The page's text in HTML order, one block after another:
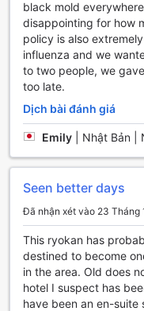
một cách tiện lợi ngay
phòng hàng ngày
sẽ và gọn gàng cho
Với những tiện nghi
Kashobou Fukumatsu
muốn có một kỳ nghỉ
Bản.
Tiện ích vận chuyển
Fukumatsu
Khách sạn Kinugawa
tại Nikko, Nhật Bản,
đáp ứng nhu cầu của
riêng, giúp du khách
mình. Đặc biệt, bãi
tiết kiệm chi phí cho
Nhà hàng tại
black mold
disappointing for how
policy is also
influenza and we
to two people, we
too late.
Dịch bài đánh giá
Emily Nhật Bản |
Seen better days
Đã nhận xét vào 23 Tháng
This ryokan has
destined to become
in the area. Old does
hotel I suspect has
have been an en-suite